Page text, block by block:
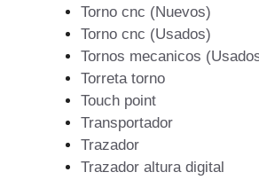
Torno cnc (Nuevos)
Torno cnc (Usados)
Tornos mecanicos
Torreta torno
Touch point
Transportador
Trazador
Trazador altura digital